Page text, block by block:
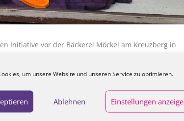
um unsere Website und unseren Service zu optimieren.
Ablehnen Einstellungen
Initiative vor der Bäckerei Möckel am Kreuzberg in
an der „Roten Bank“.